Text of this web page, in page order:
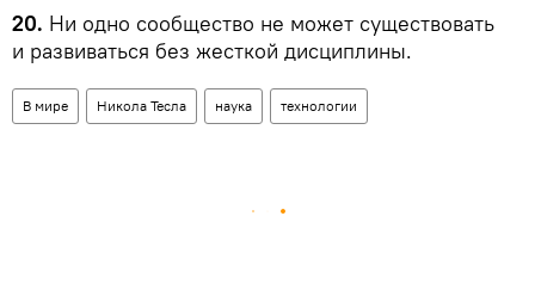
20. Ни одно сообщество не может существовать
и развиваться без жесткой дисциплины.
В мире Никола Тесла наука технологии